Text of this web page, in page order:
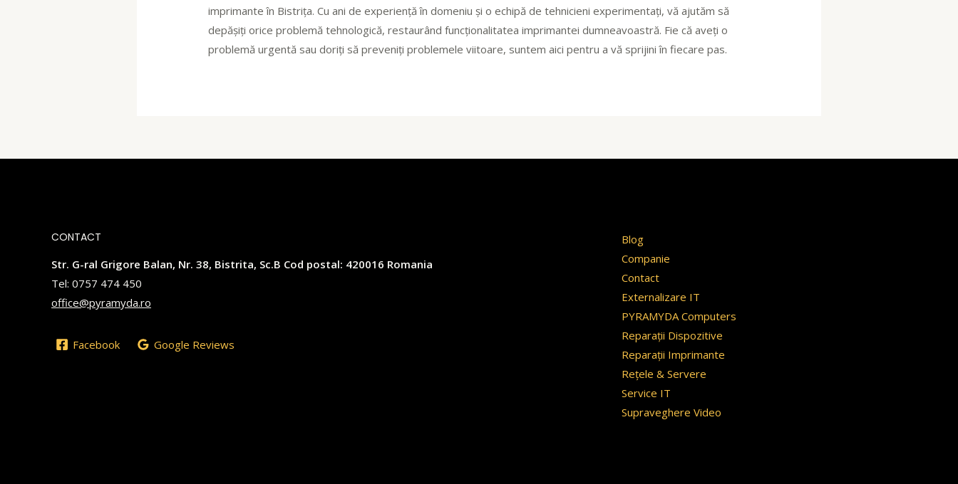
imprimante în Bistrița. Cu ani de experiență în domeniu și o echipă de tehnicieni experimentați, vă ajutăm să
depășiți orice problemă tehnologică, restaurând funcționalitatea imprimantei dumneavoastră. Fie că aveți o
problemă urgentă sau doriți să preveniți problemele viitoare, suntem aici pentru a vă sprijini în fiecare pas.
CONTACT
Str. G-ral Grigore Balan, Nr. 38, Bistrita, Sc.B Cod postal: 420016 Romania
Tel: 0757 474 450
office@pyramyda.ro
Facebook Google Reviews
Blog
Companie
Contact
Externalizare IT
PYRAMYDA Computers
Reparații Dispozitive
Reparații Imprimante
Rețele & Servere
Service IT
Supraveghere Video